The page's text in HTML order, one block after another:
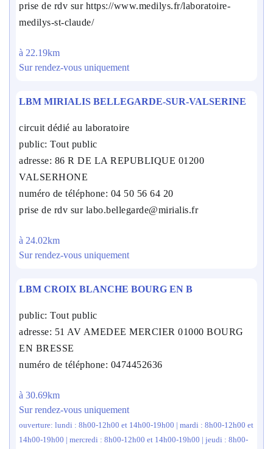
prise de rdv sur https://www.medilys.fr/laboratoire-
medilys-st-claude/
à 22.19km
Sur rendez-vous uniquement
LBM MIRIALIS BELLEGARDE-SUR-VALSERINE
circuit dédié au laboratoire
public: Tout public
adresse: 86 R DE LA REPUBLIQUE 01200
VALSERHONE
numéro de téléphone: 04 50 56 64 20
prise de rdv sur labo.bellegarde@mirialis.fr
à 24.02km
Sur rendez-vous uniquement
LBM CROIX BLANCHE BOURG EN B
public: Tout public
adresse: 51 AV AMEDEE MERCIER 01000 BOURG
EN BRESSE
numéro de téléphone: 0474452636
à 30.69km
Sur rendez-vous uniquement
ouverture: lundi : 8h00-12h00 et 14h00-19h00 | mardi : 8h00-12h00 et
14h00-19h00 | mercredi : 8h00-12h00 et 14h00-19h00 | jeudi : 8h00-